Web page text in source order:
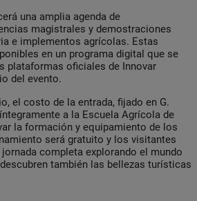
una amplia agenda de
magistrales y demostraciones
e implementos agrícolas. Estas
en un programa digital que se
plataformas oficiales de Innovar
del evento.
el costo de la entrada, fijado en G.
a la Escuela Agrícola de
la formación y equipamiento de los
será gratuito y los visitantes
completa explorando el mundo
también las bellezas turísticas